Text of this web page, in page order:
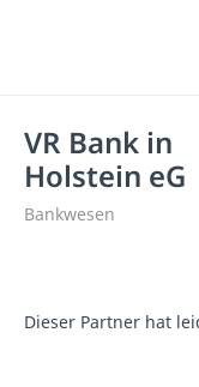
VR Bank in
Holstein eG
Bankwesen
Dieser Partner hat